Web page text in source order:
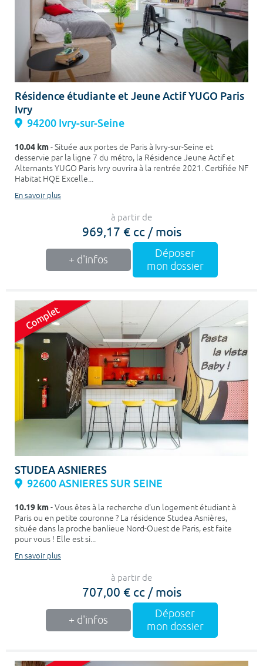
Résidence étudiante et Jeune Actif YUGO Paris
Ivry
94200 Ivry-sur-Seine
10.04 km- Située aux portes de Paris à Ivry-sur-Seine et
desservie par la ligne 7 du métro, la Résidence Jeune Actif et
Alternants YUGO Paris Ivry ouvrira à la rentrée 2021. Certifiée NF
Habitat HQE Excelle...
En savoir plus
à partir de
969,17 € cc / mois
+ d'infos
Déposer
mon dossier
STUDEA ASNIERES
92600 ASNIERES SUR SEINE
10.19 km- Vous êtes à la recherche d'un logement étudiant à
Paris ou en petite couronne ? La résidence Studea Asnières,
située dans la proche banlieue Nord-Ouest de Paris, est faite
pour vous ! Elle est si...
En savoir plus
à partir de
707,00 € cc / mois
+ d'infos
Déposer
mon dossier